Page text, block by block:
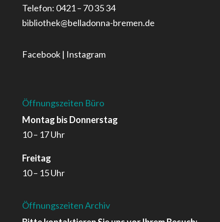
Telefon: 0421 – 70 35 34
bibliothek@belladonna-bremen.de
Facebook| Instagram
Öffnungszeiten Büro
Montag bis Donnerstag
10 – 17 Uhr
Freitag
10 – 15 Uhr
Öffnungszeiten Archiv